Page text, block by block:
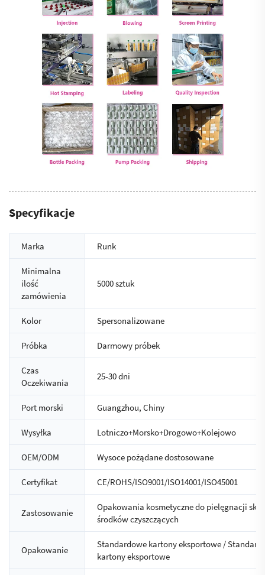
Specyfikacje
Marka Runk
Minimalna
ilość
zamówienia
5000 sztuk
Kolor Spersonalizowane
Próbka Darmowy próbek
Czas
Oczekiwania
25-30 dni
Port morski Guangzhou, Chiny
Wysyłka Lotniczo+Morsko+Drogowo+Kolejowo
OEM/ODM Wysoce pożądane dostosowane
Certyfikat CE/ROHS/ISO9001/ISO14001/ISO45001
Zastosowanie
Opakowania kosmetyczne do pielęgnacji
środków czyszczących
Opakowanie
Standardowe kartony eksportowe /
kartony eksportowe